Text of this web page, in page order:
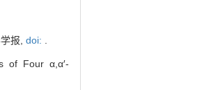
报, doi: .
of Four α,α′-